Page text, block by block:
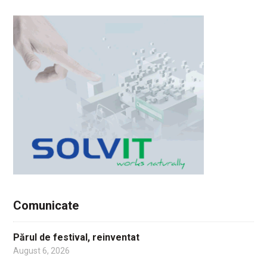
Comunicate
Părul de festival, reinventat
August 6, 2026